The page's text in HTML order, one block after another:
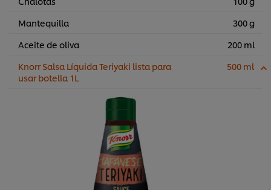
Mantequilla
300 g
Aceite de oliva
200 ml
Knorr Salsa Líquida Teriyaki lista para
usar botella 1L
500 ml